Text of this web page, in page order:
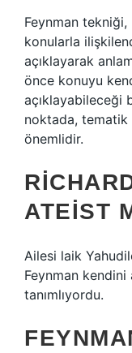
Feynman
konularla
açıklayarak
önce konuyu
açıklayabileceği
noktada, tematik
önemlidir.
ATEIST
Ailesi laik
Feynman
tanımlıyordu.